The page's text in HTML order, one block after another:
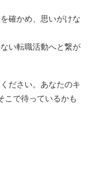
確かめ、思いがけな
い転職活動へと繋が
ださい。あなたのキ
こで待っているかも